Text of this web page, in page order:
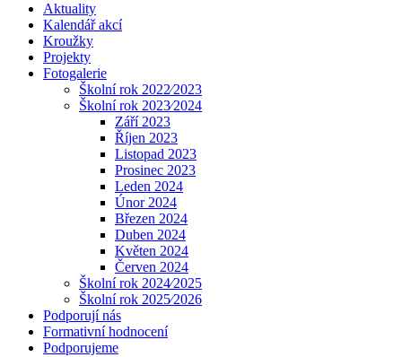
Aktuality
Kalendář akcí
Kroužky
Projekty
Fotogalerie
Školní rok 2022⁄2023
Školní rok 2023⁄2024
Září 2023
Říjen 2023
Listopad 2023
Prosinec 2023
Leden 2024
Únor 2024
Březen 2024
Duben 2024
Květen 2024
Červen 2024
Školní rok 2024⁄2025
Školní rok 2025⁄2026
Podporují nás
Formativní hodnocení
Podporujeme